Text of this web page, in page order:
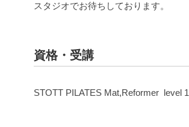
スタジオでお待ちしております。
資格・受講
STOTT PILATES Mat,Reformer level 1